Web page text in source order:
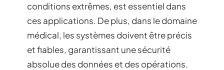
conditions extrêmes, est essentiel dans
ces applications. De plus, dans le domaine
médical, les systèmes doivent être précis
et fiables, garantissant une sécurité
absolue des données et des opérations.